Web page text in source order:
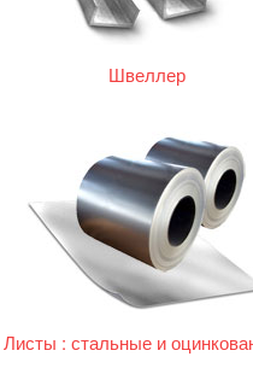
Швеллер
Листы : стальные и